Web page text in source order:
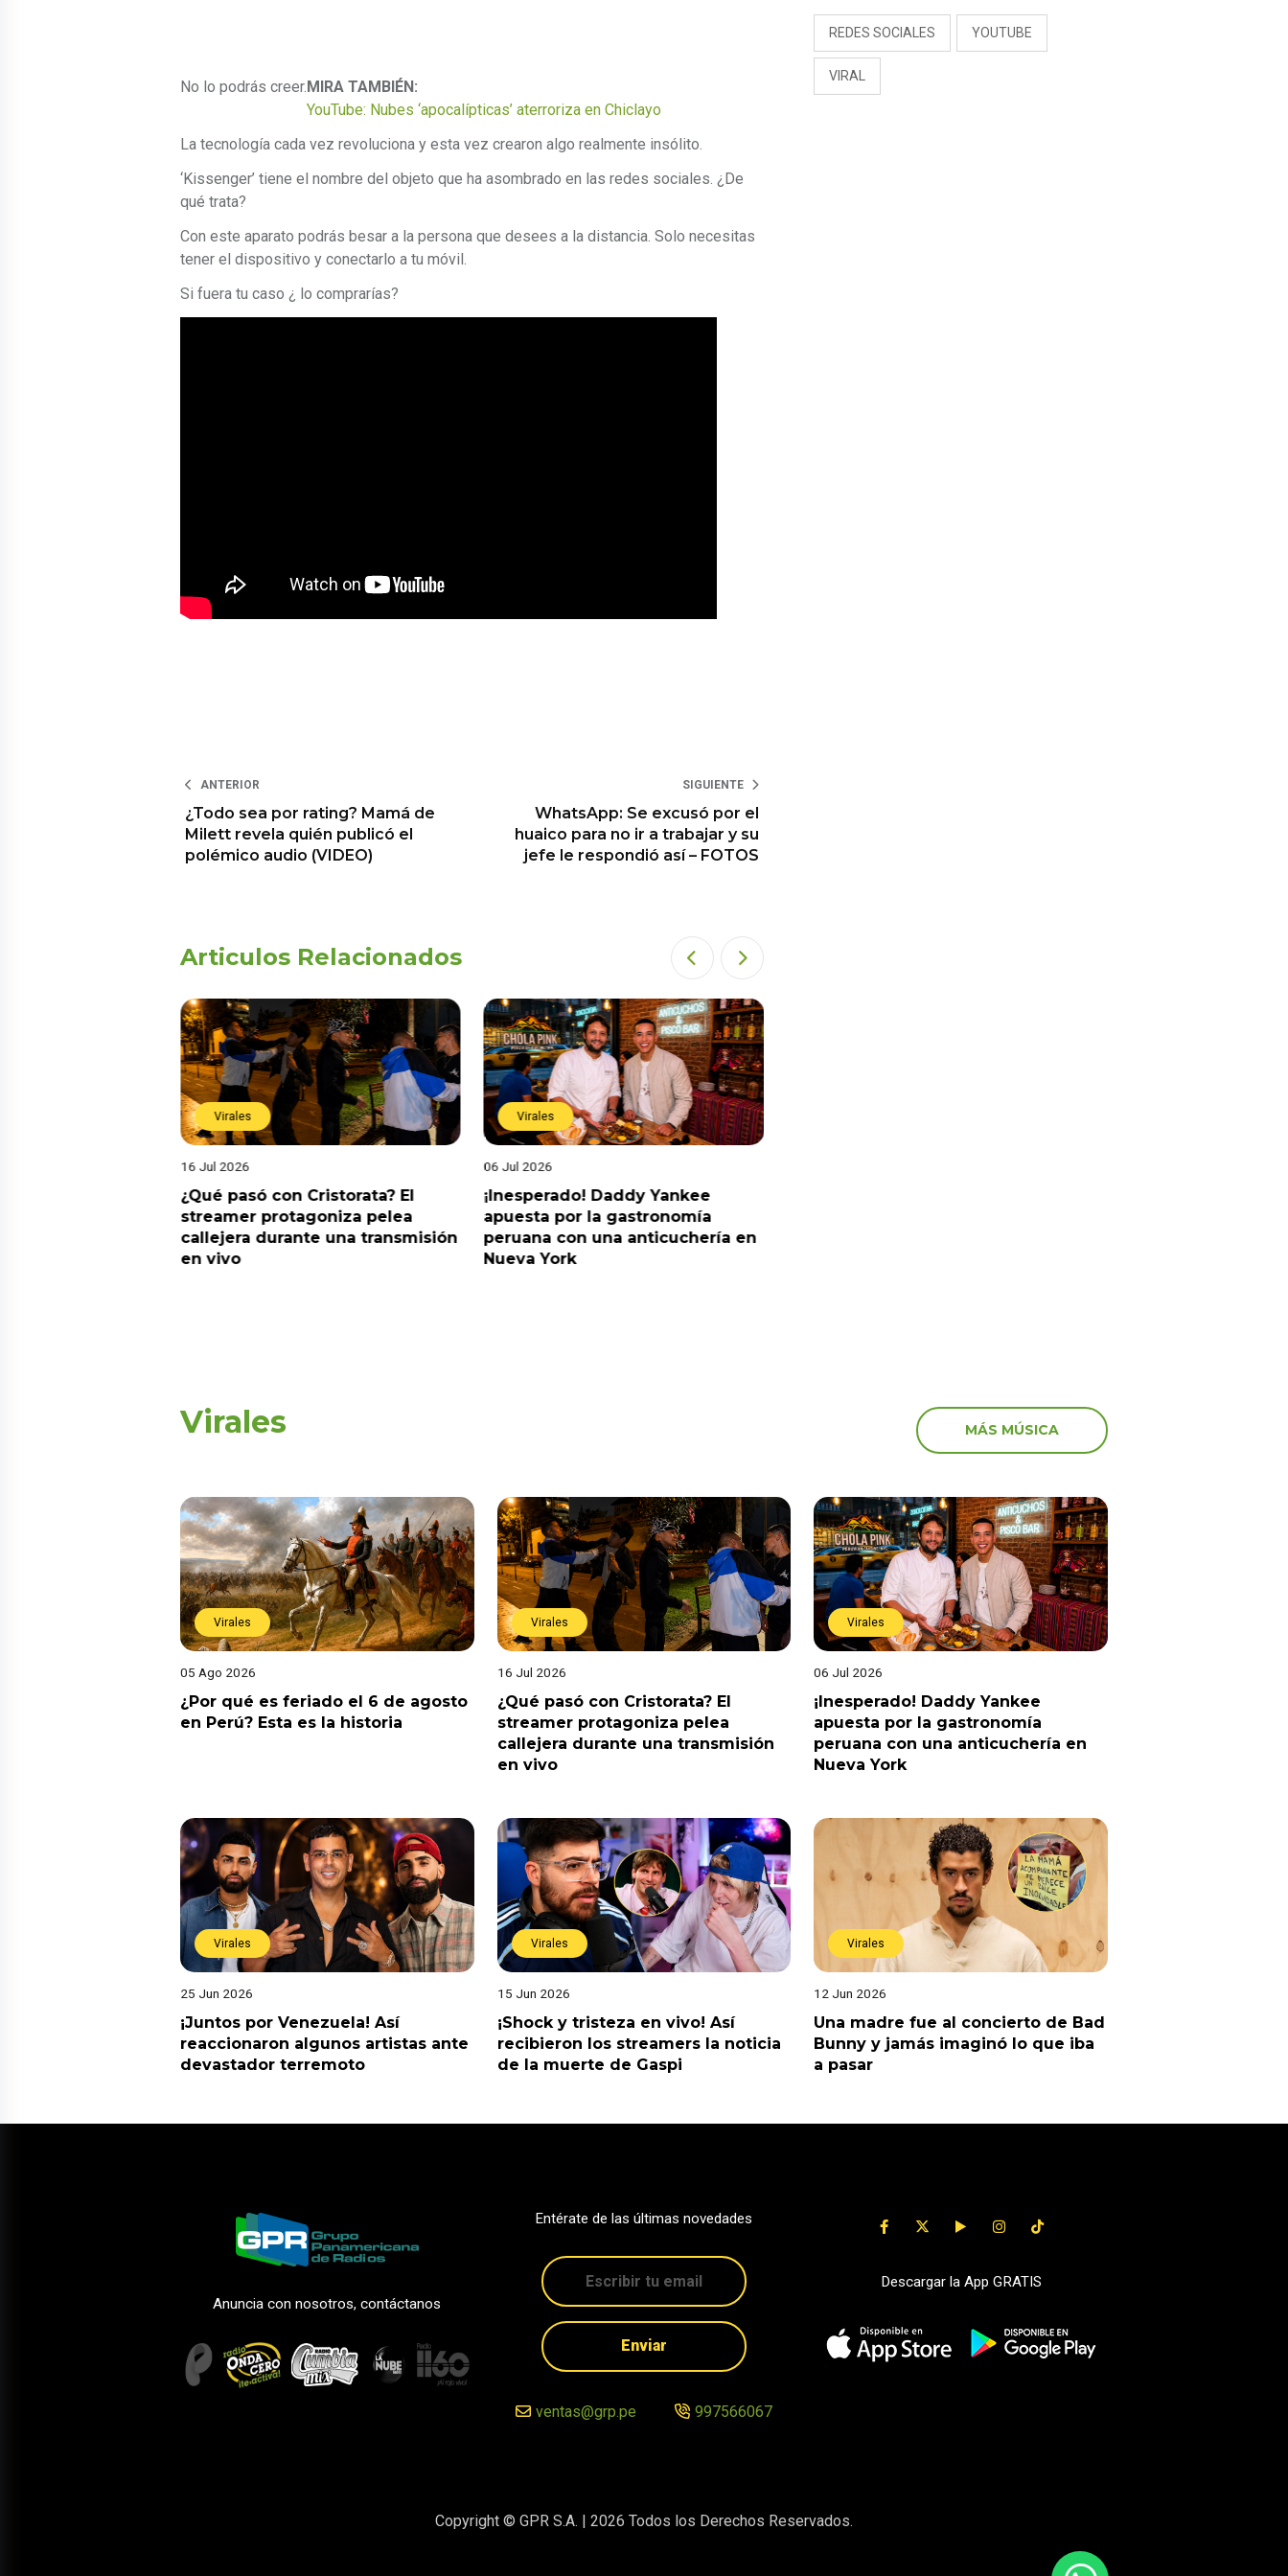
No lo podrás creer.MIRA TAMBIÉN:
YouTube: Nubes ‘apocalípticas’ aterroriza en Chiclayo
La tecnología cada vez revoluciona y esta vez crearon algo realmente insólito.
‘Kissenger’ tiene el nombre del objeto que ha asombrado en las redes sociales. ¿De
qué trata?
Con este aparato podrás besar a la persona que desees a la distancia. Solo necesitas
tener el dispositivo y conectarlo a tu móvil.
Si fuera tu caso ¿ lo comprarías?
ANTERIOR
¿Todo sea por rating? Mamá de
Milett revela quién publicó el
polémico audio (VIDEO)
SIGUIENTE
WhatsApp: Se excusó por el
huaico para no ir a trabajar y su
jefe le respondió así – FOTOS
Articulos Relacionados
Virales
16 Jul 2026
¿Qué pasó con Cristorata? El
streamer protagoniza pelea
callejera durante una transmisión
en vivo
Virales
06 Jul 2026
¡Inesperado! Daddy Yankee
apuesta por la gastronomía
peruana con una anticuchería en
Nueva York
REDES SOCIALES YOUTUBE
VIRAL
Virales MÁS MÚSICA
Virales
05 Ago 2026
¿Por qué es feriado el 6 de agosto
en Perú? Esta es la historia
Virales
16 Jul 2026
¿Qué pasó con Cristorata? El
streamer protagoniza pelea
callejera durante una transmisión
en vivo
Virales
06 Jul 2026
¡Inesperado! Daddy Yankee
apuesta por la gastronomía
peruana con una anticuchería en
Nueva York
Virales
25 Jun 2026
¡Juntos por Venezuela! Así
reaccionaron algunos artistas ante
devastador terremoto
Virales
15 Jun 2026
¡Shock y tristeza en vivo! Así
recibieron los streamers la noticia
de la muerte de Gaspi
Virales
12 Jun 2026
Una madre fue al concierto de Bad
Bunny y jamás imaginó lo que iba
a pasar
Anuncia con nosotros, contáctanos
Entérate de las últimas novedades
Enviar
ventas@grp.pe 997566067
Descargar la App GRATIS
Copyright © GPR S.A. | 2026 Todos los Derechos Reservados.